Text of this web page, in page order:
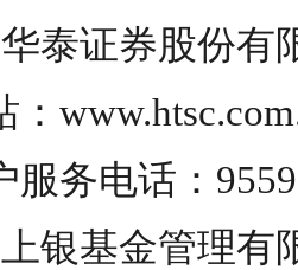
、华泰证券股份
站：
户服务电话：
、上银基金管理